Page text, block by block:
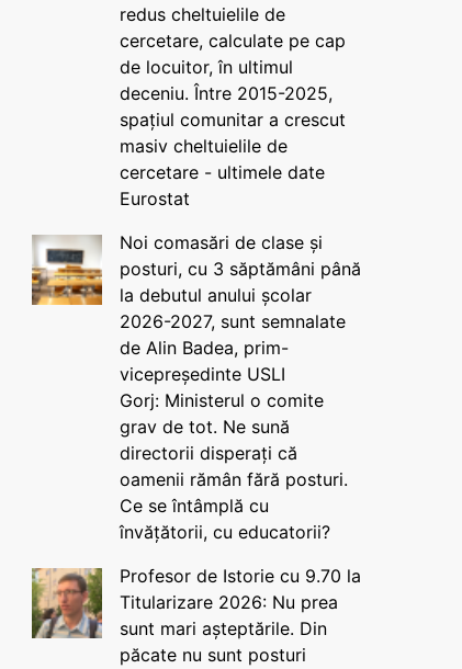
redus cheltuielile de
cercetare, calculate pe cap
de locuitor, în ultimul
deceniu. Între 2015-2025,
spațiul comunitar a crescut
masiv cheltuielile de
cercetare - ultimele date
Eurostat
Noi comasări de clase și
posturi, cu 3 săptămâni până
la debutul anului școlar
2026-2027, sunt semnalate
de Alin Badea, prim-
vicepreședinte USLI
Gorj: Ministerul o comite
grav de tot. Ne sună
directorii disperați că
oamenii rămân fără posturi.
Ce se întâmplă cu
învățătorii, cu educatorii?
Profesor de Istorie cu 9.70 la
Titularizare 2026: Nu prea
sunt mari așteptările. Din
păcate nu sunt posturi